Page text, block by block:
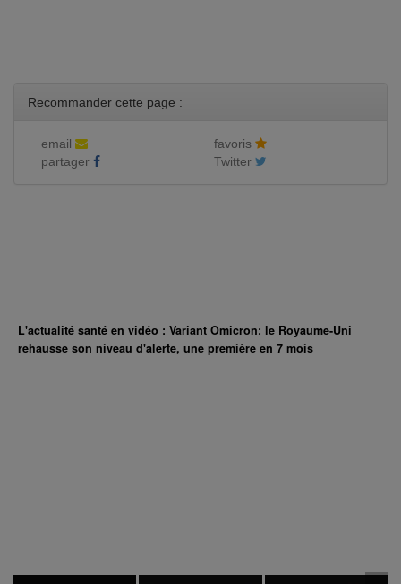
Recommander cette page :
email
favoris
partager
Twitter
L'actualité santé en vidéo : Variant Omicron: le Royaume-Uni
rehausse son niveau d'alerte, une première en 7 mois